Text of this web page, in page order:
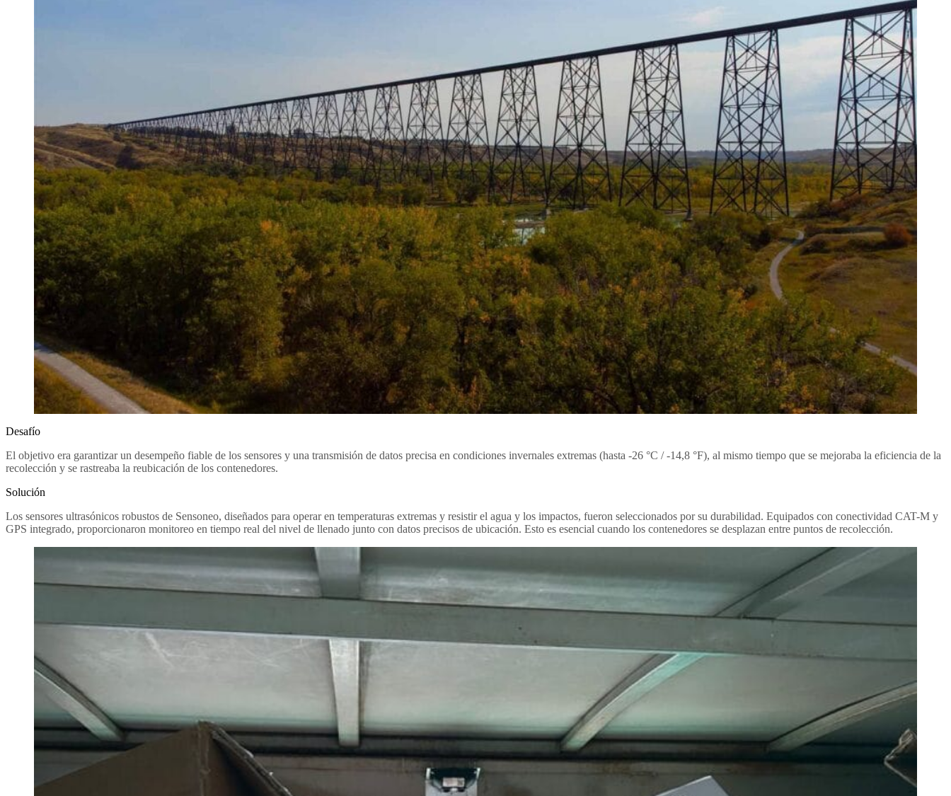
Desafío
El objetivo era garantizar un desempeño fiable de los sensores y una transmisión de datos precisa en condiciones invernales extremas (hasta -26 °C / -14,8 °F), al mismo tiempo que se mejoraba la eficiencia de la
recolección y se rastreaba la reubicación de los contenedores.
Solución
Los sensores ultrasónicos robustos de Sensoneo, diseñados para operar en temperaturas extremas y resistir el agua y los impactos, fueron seleccionados por su durabilidad. Equipados con conectividad CAT-M y
GPS integrado, proporcionaron monitoreo en tiempo real del nivel de llenado junto con datos precisos de ubicación. Esto es esencial cuando los contenedores se desplazan entre puntos de recolección.